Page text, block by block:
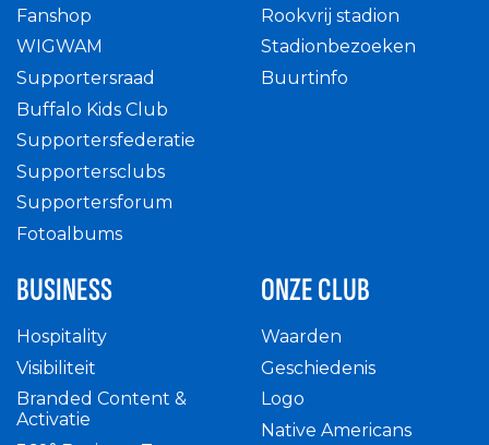
Fanshop
WIGWAM
Supportersraad
Buffalo Kids Club
Supportersfederatie
Supportersclubs
Supportersforum
Fotoalbums
Rookvrij stadion
Stadionbezoeken
Buurtinfo
BUSINESS
Hospitality
Visibiliteit
Branded Content &
Activatie
ONZE CLUB
Waarden
Geschiedenis
Logo
Native Americans